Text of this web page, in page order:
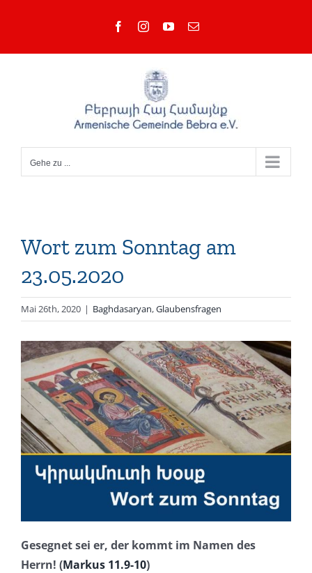
FacebookInstagramYouTube
E-
Gehe zu ...
Wort zum Sonntag am
23.05.2020
Mai 26th, 2020 | Baghdasaryan,Glaubensfragen
Gesegnet sei er, der kommt im Namen des
Herrn! (Markus 11.9-10)